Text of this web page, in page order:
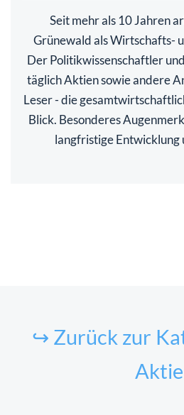
Seit mehr als 10 Jahren
Grünewald als Wirtschafts-
Der Politikwissenschaftler
täglich Aktien sowie andere
Leser - die
Blick. Besonderes
langfristige Entwicklung
↪ Zurück zur
Aktie